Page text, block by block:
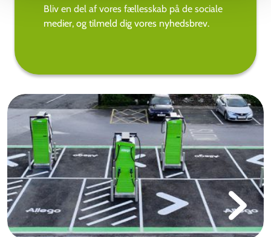
Bliv en del af vores fællesskab på de sociale
medier, og tilmeld dig vores nyhedsbrev.